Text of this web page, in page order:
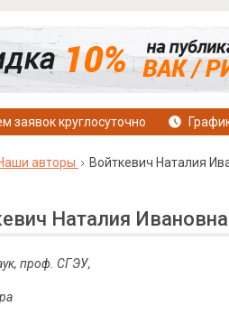
заявок круглосуточно
авторы Войткевич Наталия
Наталия Ивановна
проф. СГЭУ,